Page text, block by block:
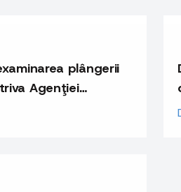
plângerii
Agenţiei